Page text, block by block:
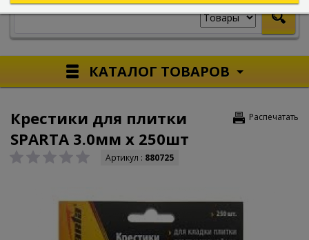
КАТАЛОГ ТОВАРОВ
Распечатать
Крестики для плитки
SPARTA 3.0мм х 250шт
Артикул : 880725